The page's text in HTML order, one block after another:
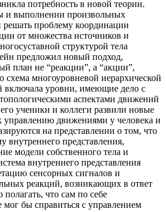
потребность в новой теории.
и выполнении произвольных
проблему координации
от множества источников и
структурой тела
предложил новый подход,
план не “реакции”, а “акции”,
схема многоуровневой иерархической
включала уровни, имеющие дело с
аспектами движений
ученики и коллеги развили новые
движениями у человека и
на представлении о том, что
внутреннего представления,
модели собственного тела и
внутреннего представления
сенсорных сигналов и
реакций, возникающих в ответ
что сам по себе
бы справиться с управлением